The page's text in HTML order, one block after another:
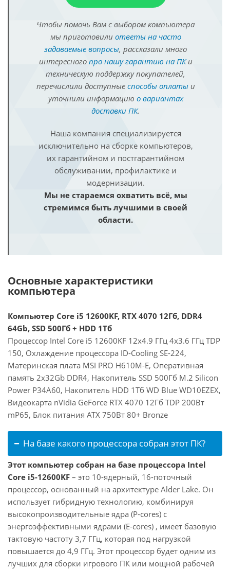
Чтобы помочь Вам с выбором компьютера
мы приготовили ответы на часто
задаваемые вопросы, рассказали много
интересного про нашу гарантию на ПКи
техническую поддержку покупателей,
перечислили доступные способы оплатыи
уточнили информацию о вариантах
доставки ПК.
Наша компания специализируется
исключительно на сборке компьютеров,
их гарантийном и постгарантийном
обслуживании, профилактике и
модернизации.
Мы не стараемся охватить всё, мы
стремимся быть лучшими в своей
области.
Основные характеристики
компьютера
Компьютер Core i5 12600KF, RTX 4070 12Гб, DDR4
64Gb, SSD 500Гб + HDD 1Тб
Процессор Intel Core i5 12600KF 12x4.9 ГГц 4x3.6 ГГц TDP
150, Охлаждение процессора ID-Cooling SE-224,
Материнская плата MSI PRO H610M-E, Оперативная
память 2x32Gb DDR4, Накопитель SSD 500Гб M.2 Silicon
Power P34A60, Накопитель HDD 1Тб WD Blue WD10EZEX,
Видеокарта nVidia GeForce RTX 4070 12Гб TDP 200Вт
mP65, Блок питания ATX 750Вт 80+ Bronze
На базе какого процессора собран этот ПК?
Этот компьютер собран на базе процессора Intel
Core i5-12600KF – это 10-ядерный, 16-поточный
процессор, основанный на архитектуре Alder Lake. Он
использует гибридную технологию, комбинируя
высокопроизводительные ядра (P-cores) с
энергоэффективными ядрами (E-cores) , имеет базовую
тактовую частоту 3,7 ГГц, которая под нагрузкой
повышается до 4,9 ГГц. Этот процессор будет одним из
лучших для сборки игрового ПК или мощной рабочей